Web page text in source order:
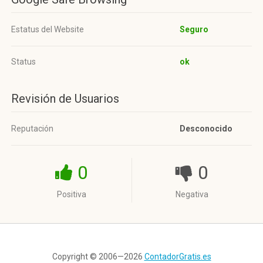
Estatus del Website Seguro
Status ok
Revisión de Usuarios
Reputación Desconocido
0
Positiva
0
Negativa
Copyright © 2006—2026 ContadorGratis.es